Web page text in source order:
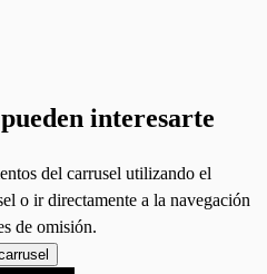
interesarte
del carrusel utilizando el
o ir directamente a la navegación
de omisión.